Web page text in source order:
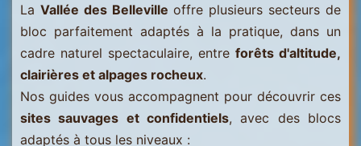
La Vallée des Belleville offre plusieurs secteurs de
bloc parfaitement adaptés à la pratique, dans un
cadre naturel spectaculaire, entre forêts d'altitude,
clairières et alpages rocheux.
Nos guides vous accompagnent pour découvrir ces
sites sauvages et confidentiels, avec des blocs
adaptés à tous les niveaux :